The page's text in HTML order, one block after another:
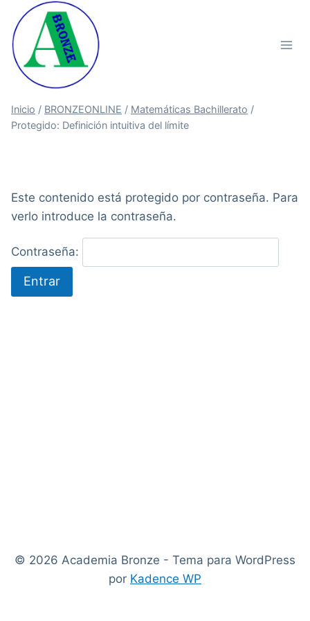
Saltar
contenido
Inicio / BRONZEONLINE / Matemáticas Bachillerato /
Protegido: Definición intuitiva del límite
Este contenido está protegido por contraseña. Para
verlo introduce la contraseña.
Contraseña:
© 2026 Academia Bronze - Tema para WordPress
por Kadence WP